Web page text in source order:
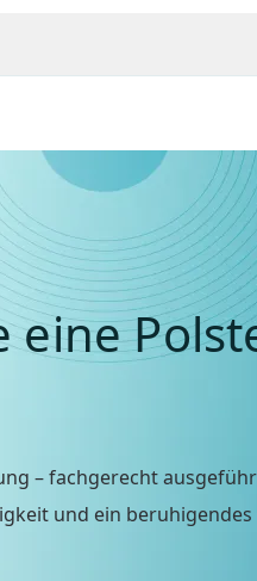
eine
– fachgerecht
und ein beruhigendes